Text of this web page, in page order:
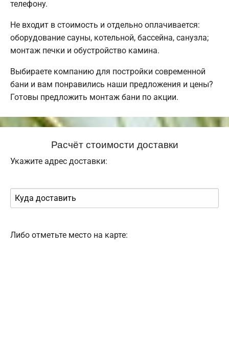
телефону.
Не входит в стоимость и отдельно оплачивается:
оборудование сауны, котельной, бассейна, санузла;
монтаж печки и обустройство камина.
Выбираете компанию для постройки современной
бани и вам понравились наши предложения и цены?
Готовы предложить монтаж бани по акции.
Расчёт стоимости доставки
Укажите адрес доставки:
Либо отметьте место на карте: